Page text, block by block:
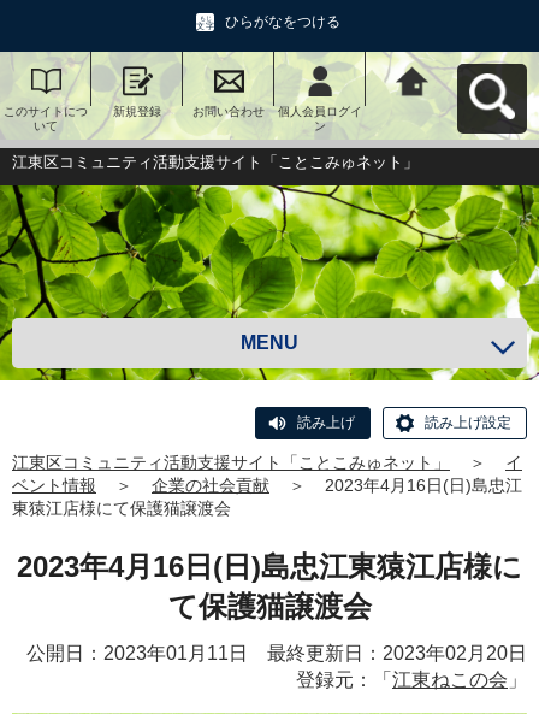
ひらがなをつける
このサイトにつ
いて
新規登録 お問い合わせ
個人会員ログイ
ン
江東区コミュニ
ティ活動支援サ
イト「ことこみ
ゅネット」へ戻
る
江東区コミュニティ活動支援サイト「ことこみゅネット」
MENU
読み上げ 読み上げ設定
江東区コミュニティ活動支援サイト「ことこみゅネット」 ＞
イ
ベント情報
＞ 企業の社会貢献 ＞
2023年4月16日(日)島忠江
東猿江店様にて保護猫譲渡会
2023年4月16日(日)島忠江東猿江店様に
て保護猫譲渡会
公開日：2023年01月11日 最終更新日：2023年02月20日
登録元：「 江東ねこの会 」